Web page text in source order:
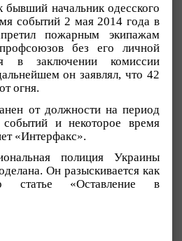
бывший начальник одесского
событий 2 мая 2014 года в
пожарным экипажам
без его личной
в заключении комиссии
он заявлял, что 42
огня.
от должности на период
событий и некоторое время
«Интерфакс».
полиция Украины
Он разыскивается как
статье «Оставление в